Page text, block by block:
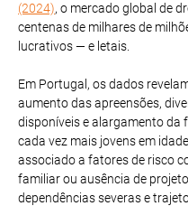
(2024), o mercado global de
centenas de milhares de
lucrativos — e letais.
Em Portugal, os dados
aumento das apreensões,
disponíveis e alargamento da
cada vez mais jovens em
associado a fatores de risco
familiar ou ausência de
dependências severas e